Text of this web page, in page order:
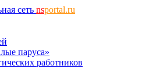
сеть nsportal.ru
паруса»
работников